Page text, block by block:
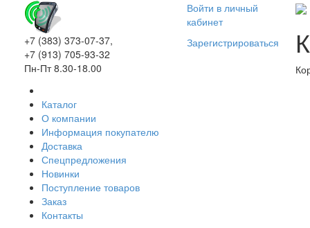
+7 (383) 373-07-37,
+7 (913) 705-93-32
Пн-Пт 8.30-18.00
Войти в личный
кабинет
Зарегистрироваться
Каталог
О компании
Информация покупателю
Доставка
Спецпредложения
Новинки
Поступление товаров
Заказ
Контакты